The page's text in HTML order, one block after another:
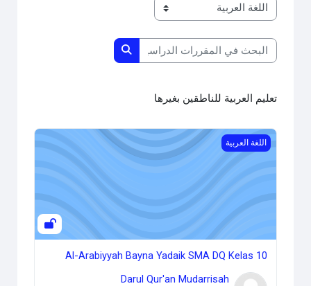
تصنيفات المقررات
البحث في المقررات الدراسية
البحث في المقررات الدراسية
تعليم العربية للناطقين بغيرها
Al-Arabiyyah Bayna Yadaik SMA DQ Kelas 10
اللغة العربية
Al-Arabiyyah Bayna Yadaik SMA DQ Kelas 10
Darul Qur'an Mudarrisah